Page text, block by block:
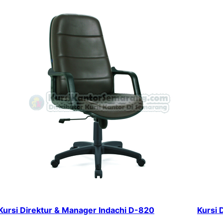
Direktur & Manager Indachi D-820 Kursi